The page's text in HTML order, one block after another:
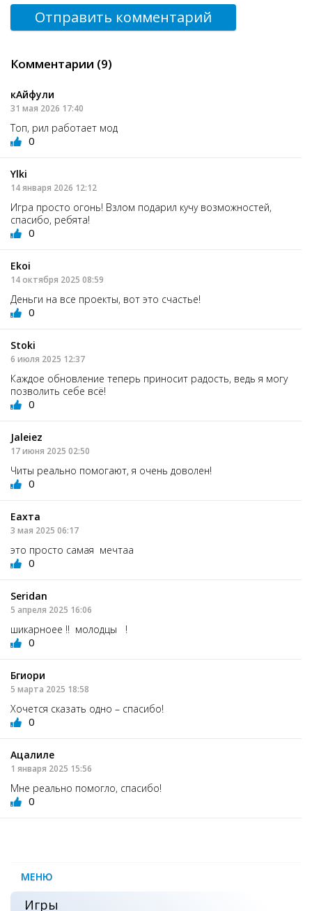
Отправить комментарий
Комментарии (9)
кАйфули
31 мая 2026 17:40
Топ, рил работает мод
0
Ylki
14 января 2026 12:12
Игра просто огонь! Взлом подарил кучу возможностей,
спасибо, ребята!
0
Ekoi
14 октября 2025 08:59
Деньги на все проекты, вот это счастье!
0
Stoki
6 июля 2025 12:37
Каждое обновление теперь приносит радость, ведь я могу
позволить себе всё!
0
Jaleiez
17 июня 2025 02:50
Читы реально помогают, я очень доволен!
0
Еахта
3 мая 2025 06:17
это просто самая мечтаа
0
Seridan
5 апреля 2025 16:06
шикарноее !! молодцы !
0
Бгиори
5 марта 2025 18:58
Хочется сказать одно – спасибо!
0
Ацалиле
1 января 2025 15:56
Мне реально помогло, спасибо!
0
МЕНЮ
Игры